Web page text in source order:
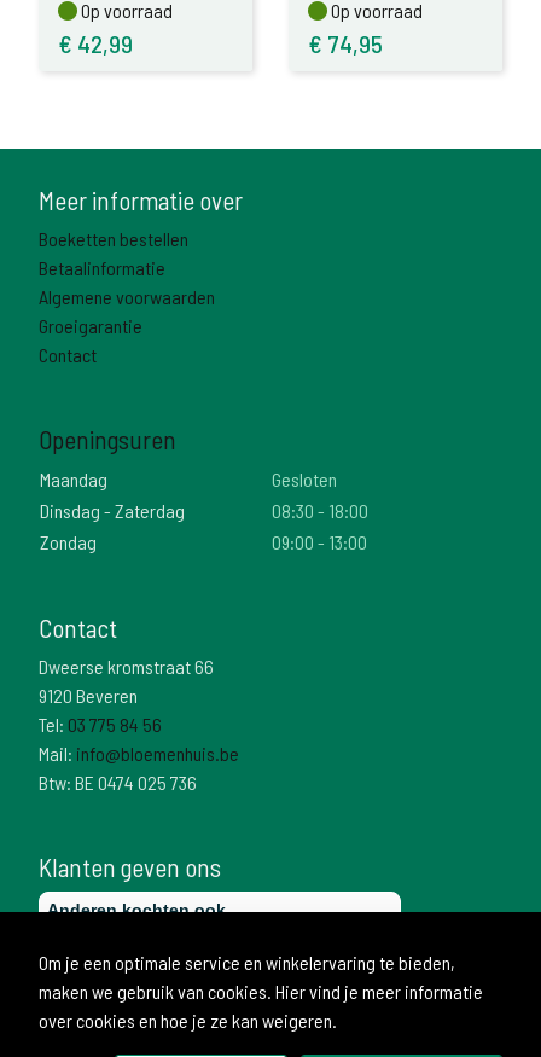
Op voorraad
Op voorraad
€ 42,99
Op voorraad
Op voorraad
€ 74,95
Meer informatie over
Boeketten bestellen
Betaalinformatie
Algemene voorwaarden
Groeigarantie
Contact
Openingsuren
Maandag
Gesloten
Dinsdag - Zaterdag
08:30 - 18:00
Zondag
09:00 - 13:00
Contact
Dweerse kromstraat 66
9120 Beveren
Tel: 03 775 84 56
Mail: info@bloemenhuis.be
Btw: BE 0474 025 736
Klanten geven ons
Om je een optimale service en winkelervaring te bieden,
maken we gebruik van cookies. Hier vind je meer informatie
over cookies en hoe je ze kan weigeren.